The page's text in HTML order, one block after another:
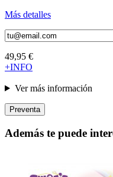
Más detalles
49,95 €
+INFO
Ver más información
Preventa
Además te puede